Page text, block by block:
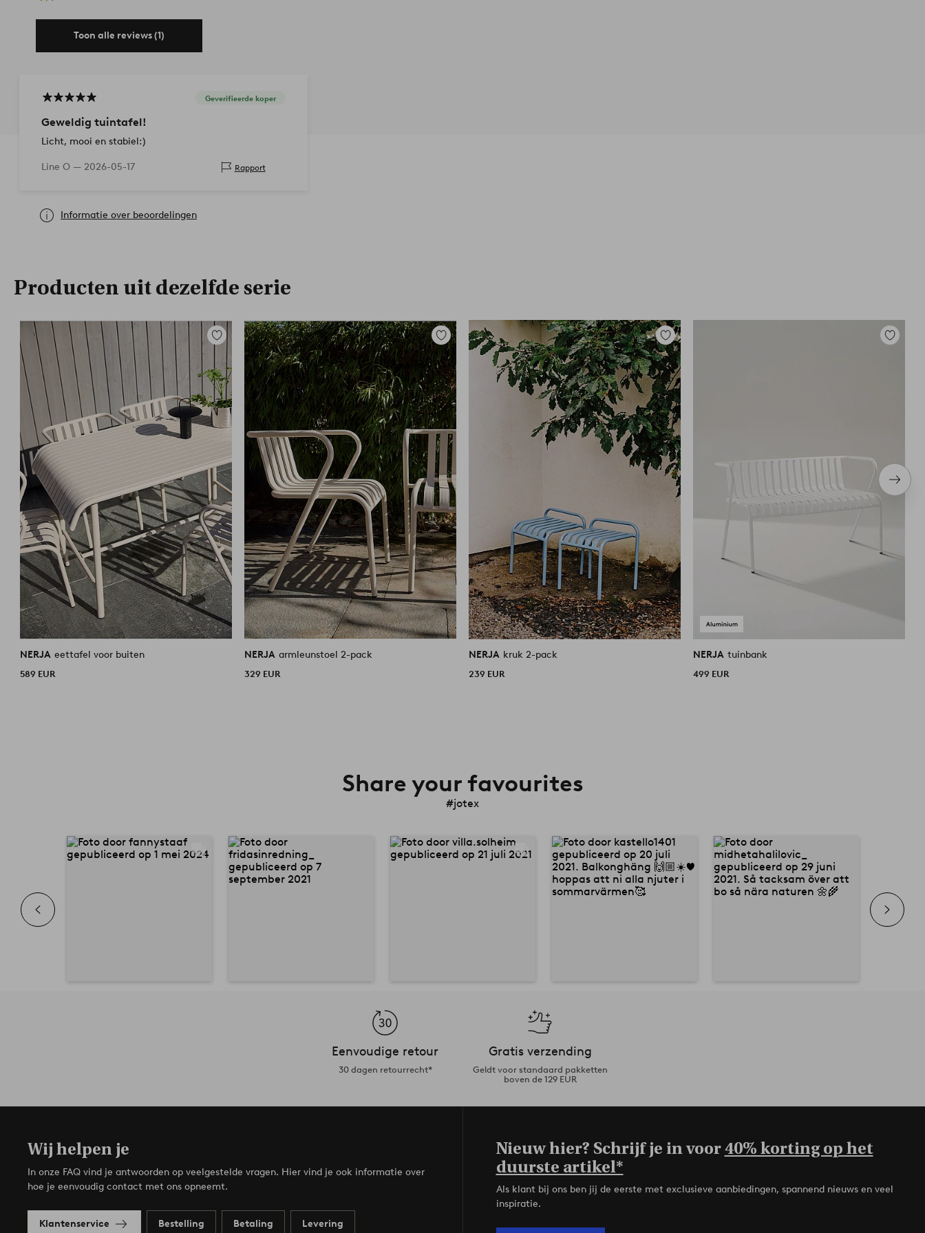
Toon alle reviews (1)
Geverifieerde koper
Geweldig tuintafel!
Licht, mooi en stabiel:)
Line O — 2026-05-17 Rapport
Informatie over beoordelingen
Producten uit dezelfde serie
Toevoegen
favorieten
NERJA eettafel voor buiten
589 EUR
Toevoegen
aan
favorieten
NERJA armleunstoel 2-pack
329 EUR
Toevoegen
aan
favorieten
NERJA kruk 2-pack
239 EUR
NERJA tuinbank
499 EUR
item
Share your favourites
#jotex
Eenvoudige retour
30 dagen retourrecht*
Gratis verzending
Geldt voor standaard pakketten
boven de 129 EUR
Wij helpen je
In onze FAQ vind je antwoorden op veelgestelde vragen. Hier vind je ook informatie over
hoe je eenvoudig contact met ons opneemt.
Klantenservice Bestelling Betaling Levering
Nieuw hier? Schrijf je in voor40% korting op het
duurste artikel*
Als klant bij ons ben jij de eerste met exclusieve aanbiedingen, spannend nieuws en veel
inspiratie.